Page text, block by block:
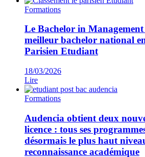
Formations
Le Bachelor in Management
meilleur bachelor national
Parisien Etudiant
18/03/2026
Lire
Formations
Audencia obtient deux
licence : tous ses
désormais le plus haut
reconnaissance académique